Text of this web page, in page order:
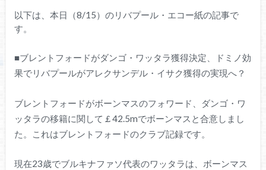
以下は、本日（8/15）のリバプール・エコー紙の記事で
す。
■ブレントフォードがダンゴ・ワッタラ獲得決定、ドミノ効
果でリバプールがアレクサンデル・イサク獲得の実現へ？
ブレントフォードがボーンマスのフォワード、ダンゴ・ワ
ッタラの移籍に関して￡42.5mでボーンマスと合意しまし
た。これはブレントフォードのクラブ記録です。
現在23歳でブルキナファソ代表のワッタラは、ボーンマス